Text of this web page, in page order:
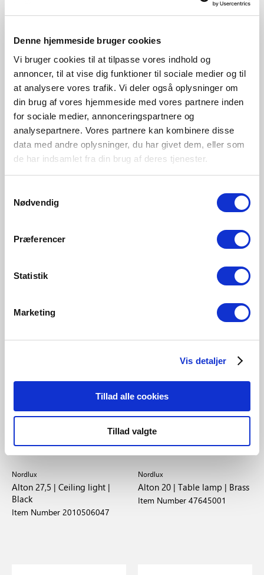
Denne hjemmeside bruger cookies
Vi bruger cookies til at tilpasse vores indhold og
annoncer, til at vise dig funktioner til sociale medier og til
at analysere vores trafik. Vi deler også oplysninger om
din brug af vores hjemmeside med vores partnere inden
for sociale medier, annonceringspartnere og
analysepartnere. Vores partnere kan kombinere disse
data med andre oplysninger, du har givet dem, eller som
de har indsamlet fra din brug af deres tjenester.
Nødvendig
Præferencer
Statistik
Marketing
Vis detaljer
Tillad alle cookies
Tillad valgte
EUR 28.95
Photo | Clamp lamp | Silver
Item Number 59372029
EUR 99.95
Alton 27,5 | Ceiling light |
EUR 99.95
Nordlux
Alton 27,5 | Ceiling light |
Black
Item Number 2010506047
EUR 84.95
Nordlux
Alton 20 | Table lamp | Brass
Item Number 47645001